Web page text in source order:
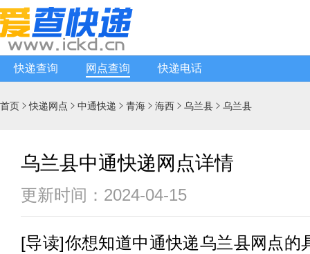
快递查询 网点查询 快递电话
首页 快递网点  中通快递  青海  海西  乌兰县  乌兰县
乌兰县中通快递网点详情
更新时间：2024-04-15
[导读]你想知道中通快递乌兰县网点的